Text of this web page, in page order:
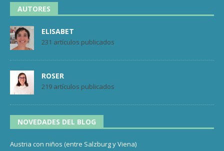
AUTORES
ELISABET
231 artículos publicados
ROSER
219 artículos publicados
NOVEDADES DEL BLOG
Austria con niños (entre Salzburg y Viena)